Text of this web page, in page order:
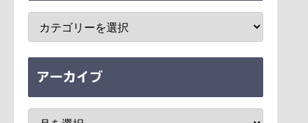
アーカイブ